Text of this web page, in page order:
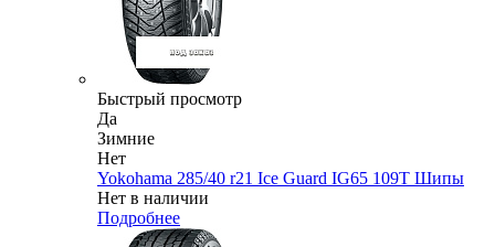
Быстрый просмотр
Да
Зимние
Нет
Yokohama 285/40 r21 Ice Guard IG65 109T Шипы
Нет в наличии
Подробнее